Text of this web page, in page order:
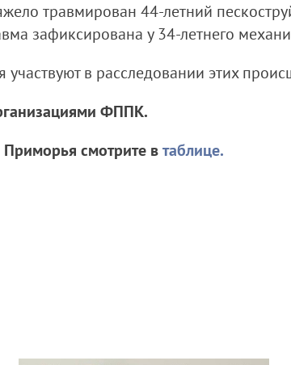
травмирован 44-летний
зафиксирована у 34-летнего
в расследовании этих
ФППК.
смотрите втаблице.